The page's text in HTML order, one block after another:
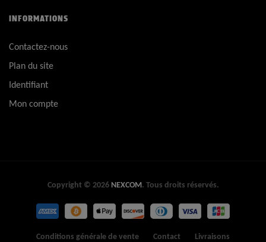
INFORMATIONS
Contactez-nous
Plan du site
Identifiant
Mon compte
Copyright © 2026 NEXCOM. Tous droits réservés.
Conditions générale de vente Contact Livraisons